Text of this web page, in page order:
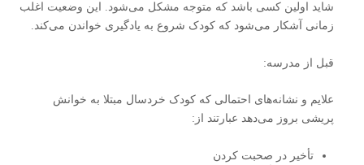
شاید اولین کسی باشد که متوجه مشکل می‌شود. این وضعیت اغلب
زمانی آشکار می‌شود که کودک شروع به یادگیری خواندن می‌کند.
قبل از مدرسه:
علایم و نشانه‌های احتمالی که کودک خردسال مبتلا به خوانش
‌پریشی بروز می‌دهد عبارتند از:
تأخیر در صحبت کردن